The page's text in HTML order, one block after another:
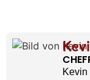
Kevin